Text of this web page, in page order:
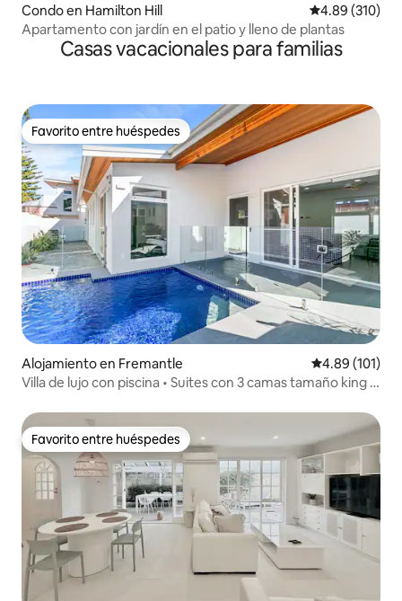
Condo en Hamilton Hill Calificación
4.89 (310)
Apartamento con jardín en el patio y lleno de plantas
Casas vacacionales para familias
Favorito entre huéspedes
Favorito entre huéspedes
Alojamiento en Fremantle Calificación
4.89 (101)
Villa de lujo con piscina • Suites con 3 camas tamaño king •
Favorito entre huéspedes
Favorito entre huéspedes